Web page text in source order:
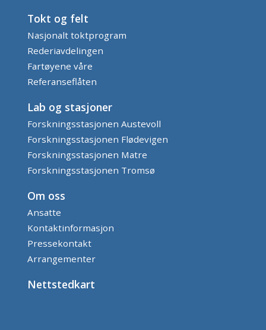
Tokt og felt
Nasjonalt toktprogram
Rederiavdelingen
Fartøyene våre
Referanseflåten
Lab og stasjoner
Forskningsstasjonen Austevoll
Forskningsstasjonen Flødevigen
Forskningsstasjonen Matre
Forskningsstasjonen Tromsø
Om oss
Ansatte
Kontaktinformasjon
Pressekontakt
Arrangementer
Nettstedkart